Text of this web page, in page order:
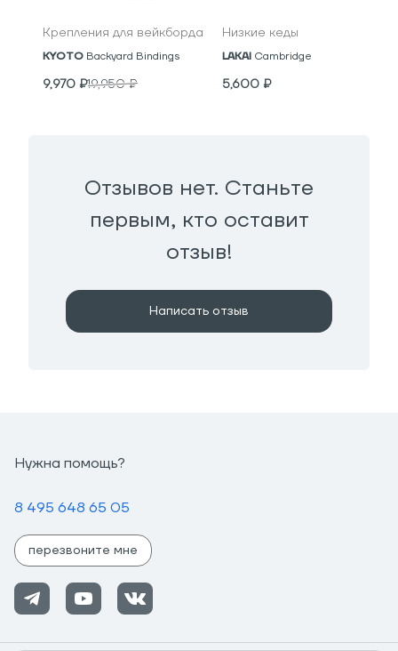
Крепления для вейкборда
KYOTO Backyard Bindings
9,970 ₽19,950₽
Низкие кеды
LAKAI Cambridge
5,600 ₽
Отзывов нет. Станьте
первым, кто оставит
отзыв!
Написать отзыв
Нужна помощь?
8 495 648 65 05
перезвоните мне